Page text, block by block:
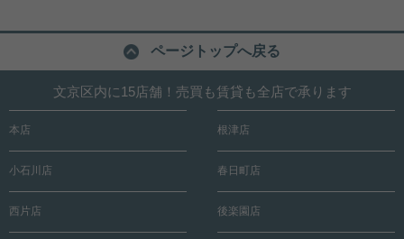
ページトップへ戻る
文京区内に15店舗！売買も賃貸も全店で承ります
本店 根津店
小石川店 春日町店
西片店 後楽園店